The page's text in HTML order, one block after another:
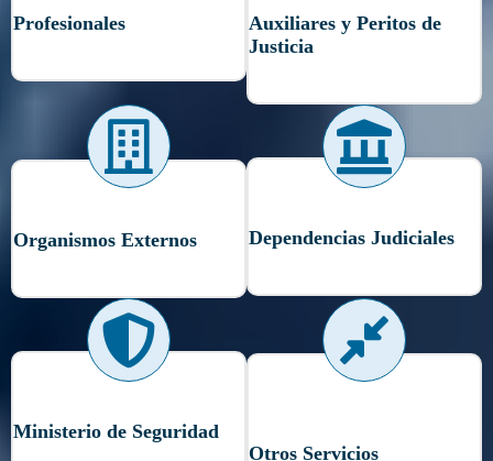
Profesionales
Auxiliares y Peritos de
Justicia
Organismos Externos Dependencias Judiciales
Ministerio de Seguridad
Otros Servicios